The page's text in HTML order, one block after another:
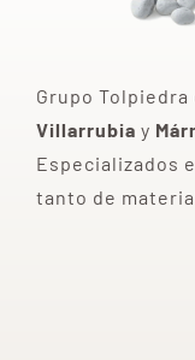
Grupo
Villarrubia y
Especializados
tanto de